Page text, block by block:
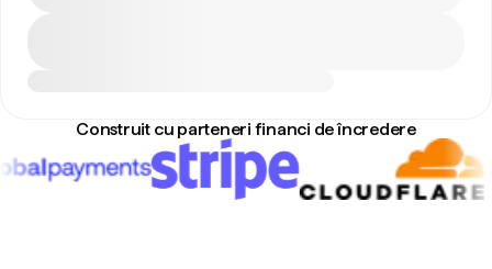
Construit cu parteneri financi de încredere